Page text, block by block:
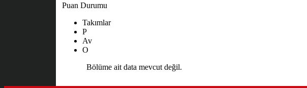
Puan Durumu
Takımlar
P
Av
O
Bölüme ait data mevcut değil.